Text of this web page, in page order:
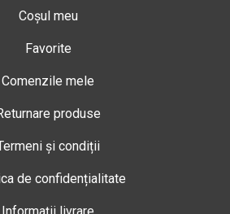
Coșul meu
Favorite
Comenzile mele
produse
și condiții
de confidențialitate